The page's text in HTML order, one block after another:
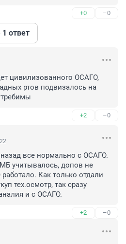
+0 –0
ответ
цивилизованного ОСАГО,
ртов подвизалось на
+2 –0
все нормально с ОСАГО.
учитывалось, допов не
Как только отдали
тех.осмотр, так сразу
и с ОСАГО.
+2 –0